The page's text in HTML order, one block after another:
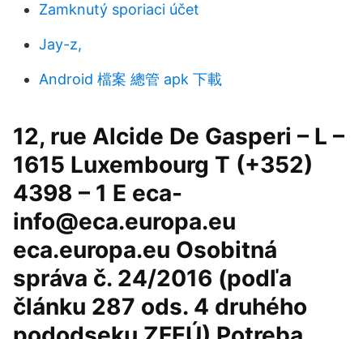
Zamknutý sporiaci účet
Jay-z,
Android 檔案 總管 apk 下載
12, rue Alcide De Gasperi – L –
1615 Luxembourg T (+352)
4398 – 1 E eca-
info@eca.europa.eu
eca.europa.eu Osobitná
správa č. 24/2016 (podľa
článku 287 ods. 4 druhého